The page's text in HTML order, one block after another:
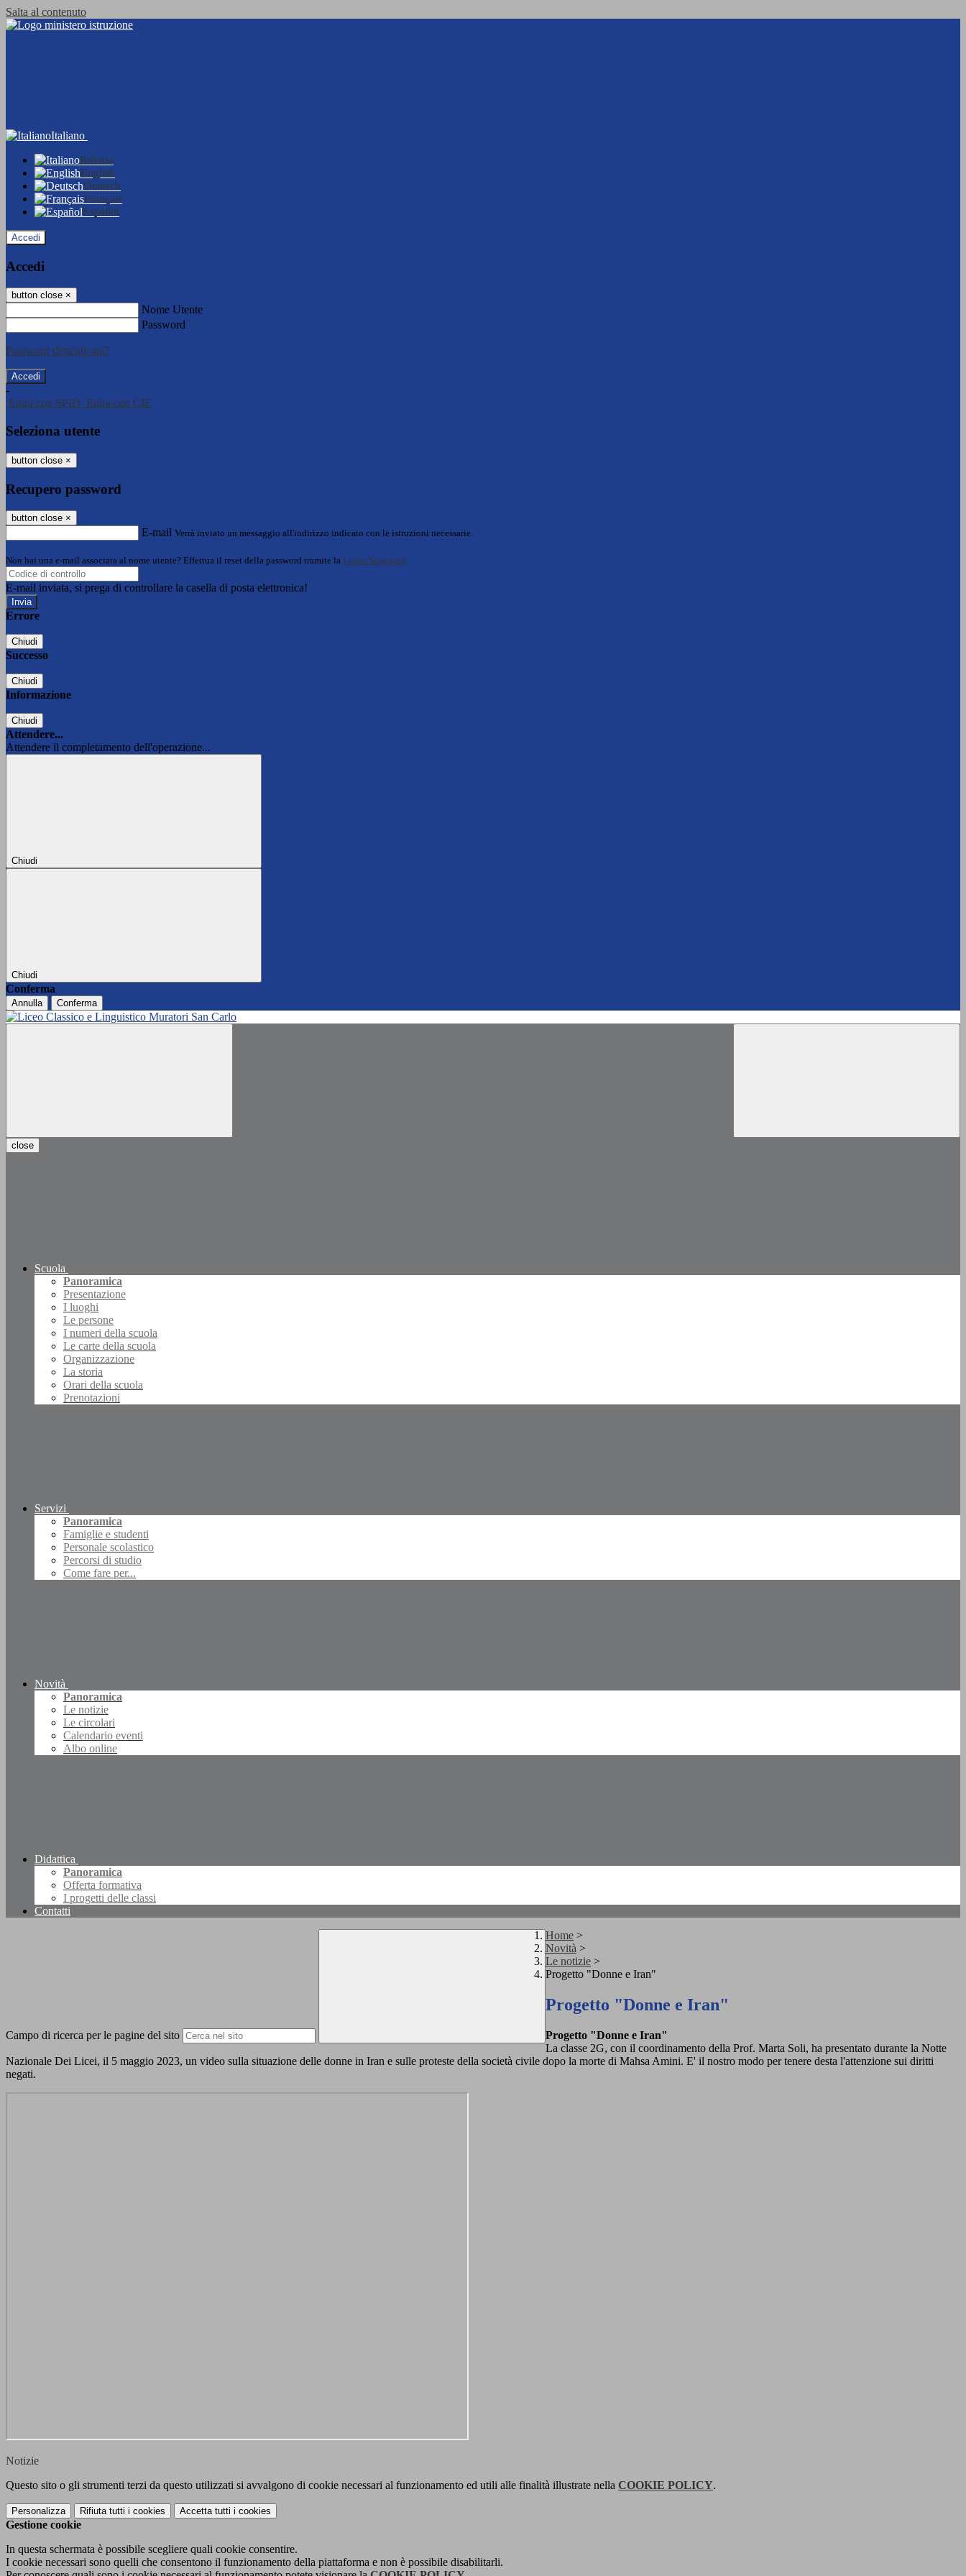
Salta al contenuto
Italiano
Italiano
English
Deutsch
Français
Español
Accedi
Accedi
button close ×
Nome Utente
Password
Password dimenticata?
-
Entra con SPID Entra con CIE
Seleziona utente
button close ×
Recupero password
button close ×
E-mail Verrà inviato un messaggio all'indirizzo indicato con le istruzioni necessarie.
Non hai una e-mail associata al nome utente? Effettua il reset della password tramite la Login Spaggiari
E-mail inviata, si prega di controllare la casella di posta elettronica!
Errore
Chiudi
Successo
Chiudi
Informazione
Chiudi
Attendere...
Attendere il completamento dell'operazione...
Chiudi
Chiudi
Conferma
Annulla Conferma
close
Scuola
Panoramica
Presentazione
I luoghi
Le persone
I numeri della scuola
Le carte della scuola
Organizzazione
La storia
Orari della scuola
Prenotazioni
Servizi
Panoramica
Famiglie e studenti
Personale scolastico
Percorsi di studio
Come fare per...
Novità
Panoramica
Le notizie
Le circolari
Calendario eventi
Albo online
Didattica
Panoramica
Offerta formativa
I progetti delle classi
Contatti
Campo di ricerca per le pagine del sito
Home >
Novità >
Le notizie >
Progetto "Donne e Iran"
Progetto "Donne e Iran"
Progetto "Donne e Iran"
La classe 2G, con il coordinamento della Prof. Marta Soli, ha presentato durante la Notte
Nazionale Dei Licei, il 5 maggio 2023, un video sulla situazione delle donne in Iran e sulle proteste della società civile dopo la morte di Mahsa Amini. E' il nostro modo per tenere desta l'attenzione sui diritti
negati.
Notizie
Questo sito o gli strumenti terzi da questo utilizzati si avvalgono di cookie necessari al funzionamento ed utili alle finalità illustrate nella COOKIE POLICY.
Personalizza Rifiuta tutti i cookies Accetta tutti i cookies
Gestione cookie
In questa schermata è possibile scegliere quali cookie consentire.
I cookie necessari sono quelli che consentono il funzionamento della piattaforma e non è possibile disabilitarli.